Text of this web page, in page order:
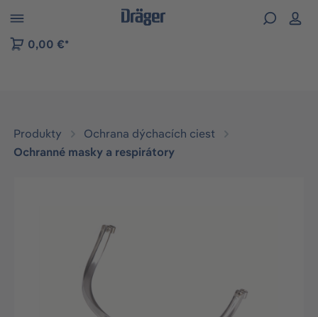
to B2B platform navigation
0,00 €*
Produkty
Ochrana dýchacích ciest
Ochranné masky a respirátory